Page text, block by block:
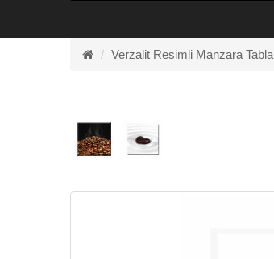
Verzalit Resimli Manzara Tabla